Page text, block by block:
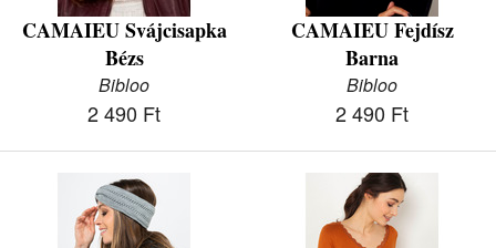
CAMAIEU Svájcisapka
Bézs
Bibloo
2 490 Ft
CAMAIEU Fejdísz
Barna
Bibloo
2 490 Ft